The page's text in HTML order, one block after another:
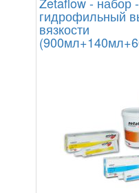
гидрофильный
вязкости